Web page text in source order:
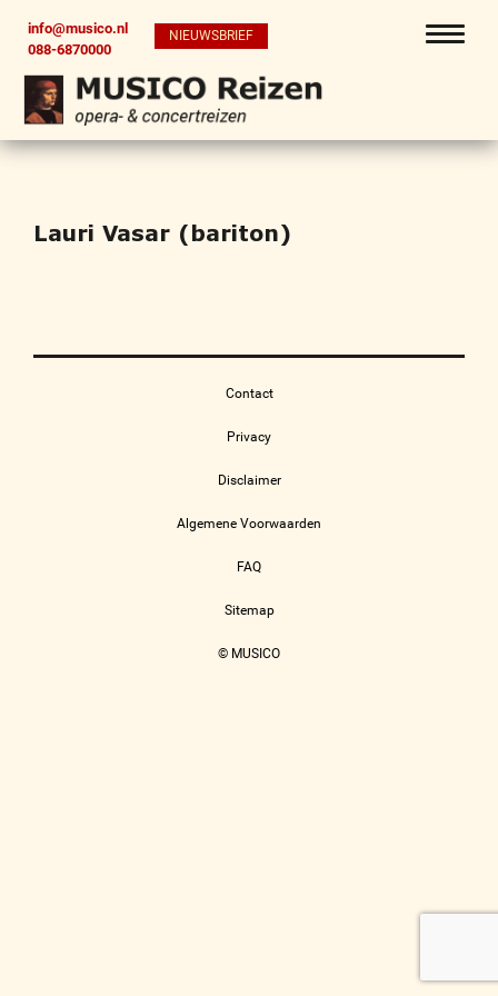
info@musico.nl
088-6870000
NIEUWSBRIEF
Lauri Vasar (bariton)
Contact
Privacy
Disclaimer
Algemene Voorwaarden
FAQ
Sitemap
© MUSICO